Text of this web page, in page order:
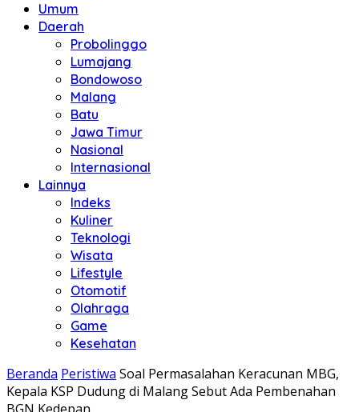
Umum
Daerah
Probolinggo
Lumajang
Bondowoso
Malang
Batu
Jawa Timur
Nasional
Internasional
Lainnya
Indeks
Kuliner
Teknologi
Wisata
Lifestyle
Otomotif
Olahraga
Game
Kesehatan
Beranda Peristiwa Soal Permasalahan Keracunan MBG,
Kepala KSP Dudung di Malang Sebut Ada Pembenahan